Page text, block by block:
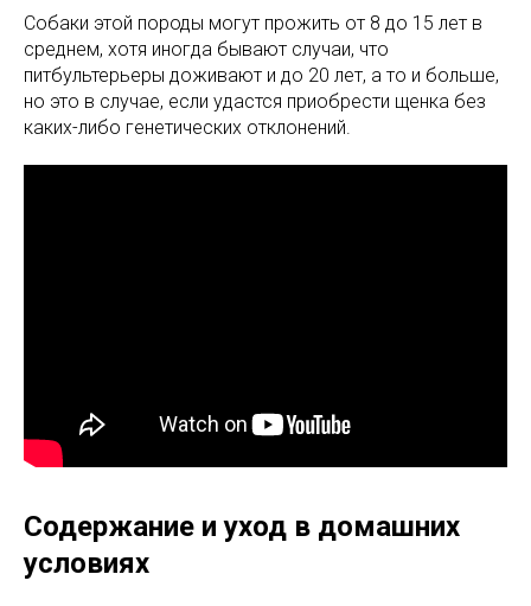
Собаки этой породы могут прожить от 8 до 15 лет в
среднем, хотя иногда бывают случаи, что
питбультерьеры доживают и до 20 лет, а то и больше,
но это в случае, если удастся приобрести щенка без
каких-либо генетических отклонений.
Содержание и уход в домашних
условиях